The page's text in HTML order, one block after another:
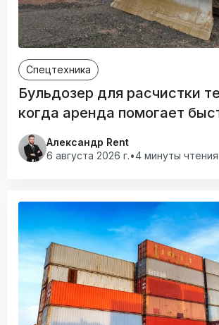
Спецтехника
Бульдозер для расчистки
когда аренда помогает
подготовить площадку
Александр Rent
6 августа 2026 г.•4 минуты чтения